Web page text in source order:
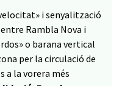
i senyalització
Rambla Nova i
o barana vertical
per la circulació de
a la vorera més